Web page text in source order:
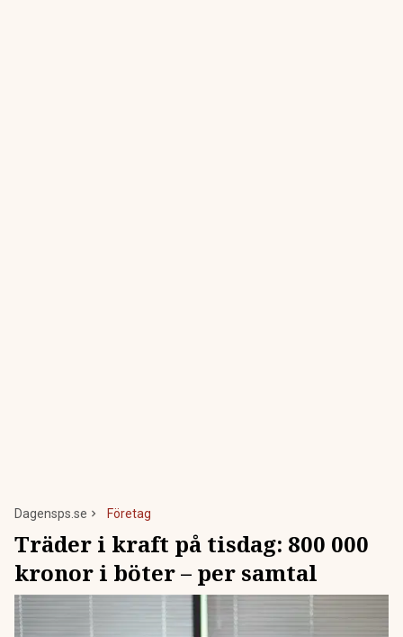
Dagensps.se Företag
Träder i kraft på tisdag: 800 000
kronor i böter – per samtal